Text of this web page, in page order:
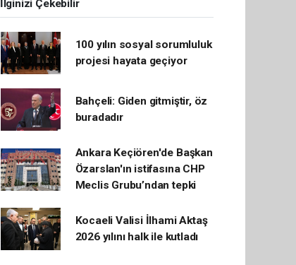
İlginizi Çekebilir
100 yılın sosyal sorumluluk
projesi hayata geçiyor
Bahçeli: Giden gitmiştir, öz
buradadır
Ankara Keçiören'de Başkan
Özarslan'ın istifasına CHP
Meclis Grubu’ndan tepki
Kocaeli Valisi İlhami Aktaş
2026 yılını halk ile kutladı